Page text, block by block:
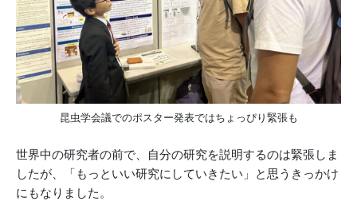
昆虫学会議でのポスター発表ではちょっぴり緊張も
世界中の研究者の前で、自分の研究を説明するのは緊張しま
したが、「もっといい研究にしていきたい」と思うきっかけ
にもなりました。